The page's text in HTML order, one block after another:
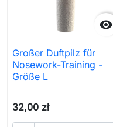

Großer Duftpilz für
Nosework-Training -
Größe L
32,00 zł